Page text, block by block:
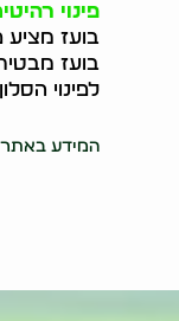
פינוי
בועז מציע
בועז
לפינוי
המידע באתר